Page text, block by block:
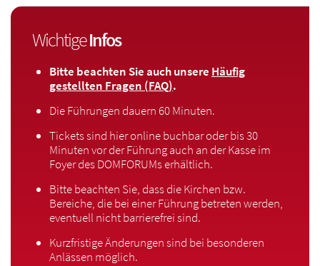
WichtigeInfos
Bitte beachten Sie auch unsere Häufig
gestellten Fragen (FAQ).
Die Führungen dauern 60 Minuten.
Tickets sind hier online buchbar oder bis 30
Minuten vor der Führung auch an der Kasse im
Foyer des DOMFORUMs erhältlich.
Bitte beachten Sie, dass die Kirchen bzw.
Bereiche, die bei einer Führung betreten werden,
eventuell nicht barrierefrei sind.
Kurzfristige Änderungen sind bei besonderen
Anlässen möglich.